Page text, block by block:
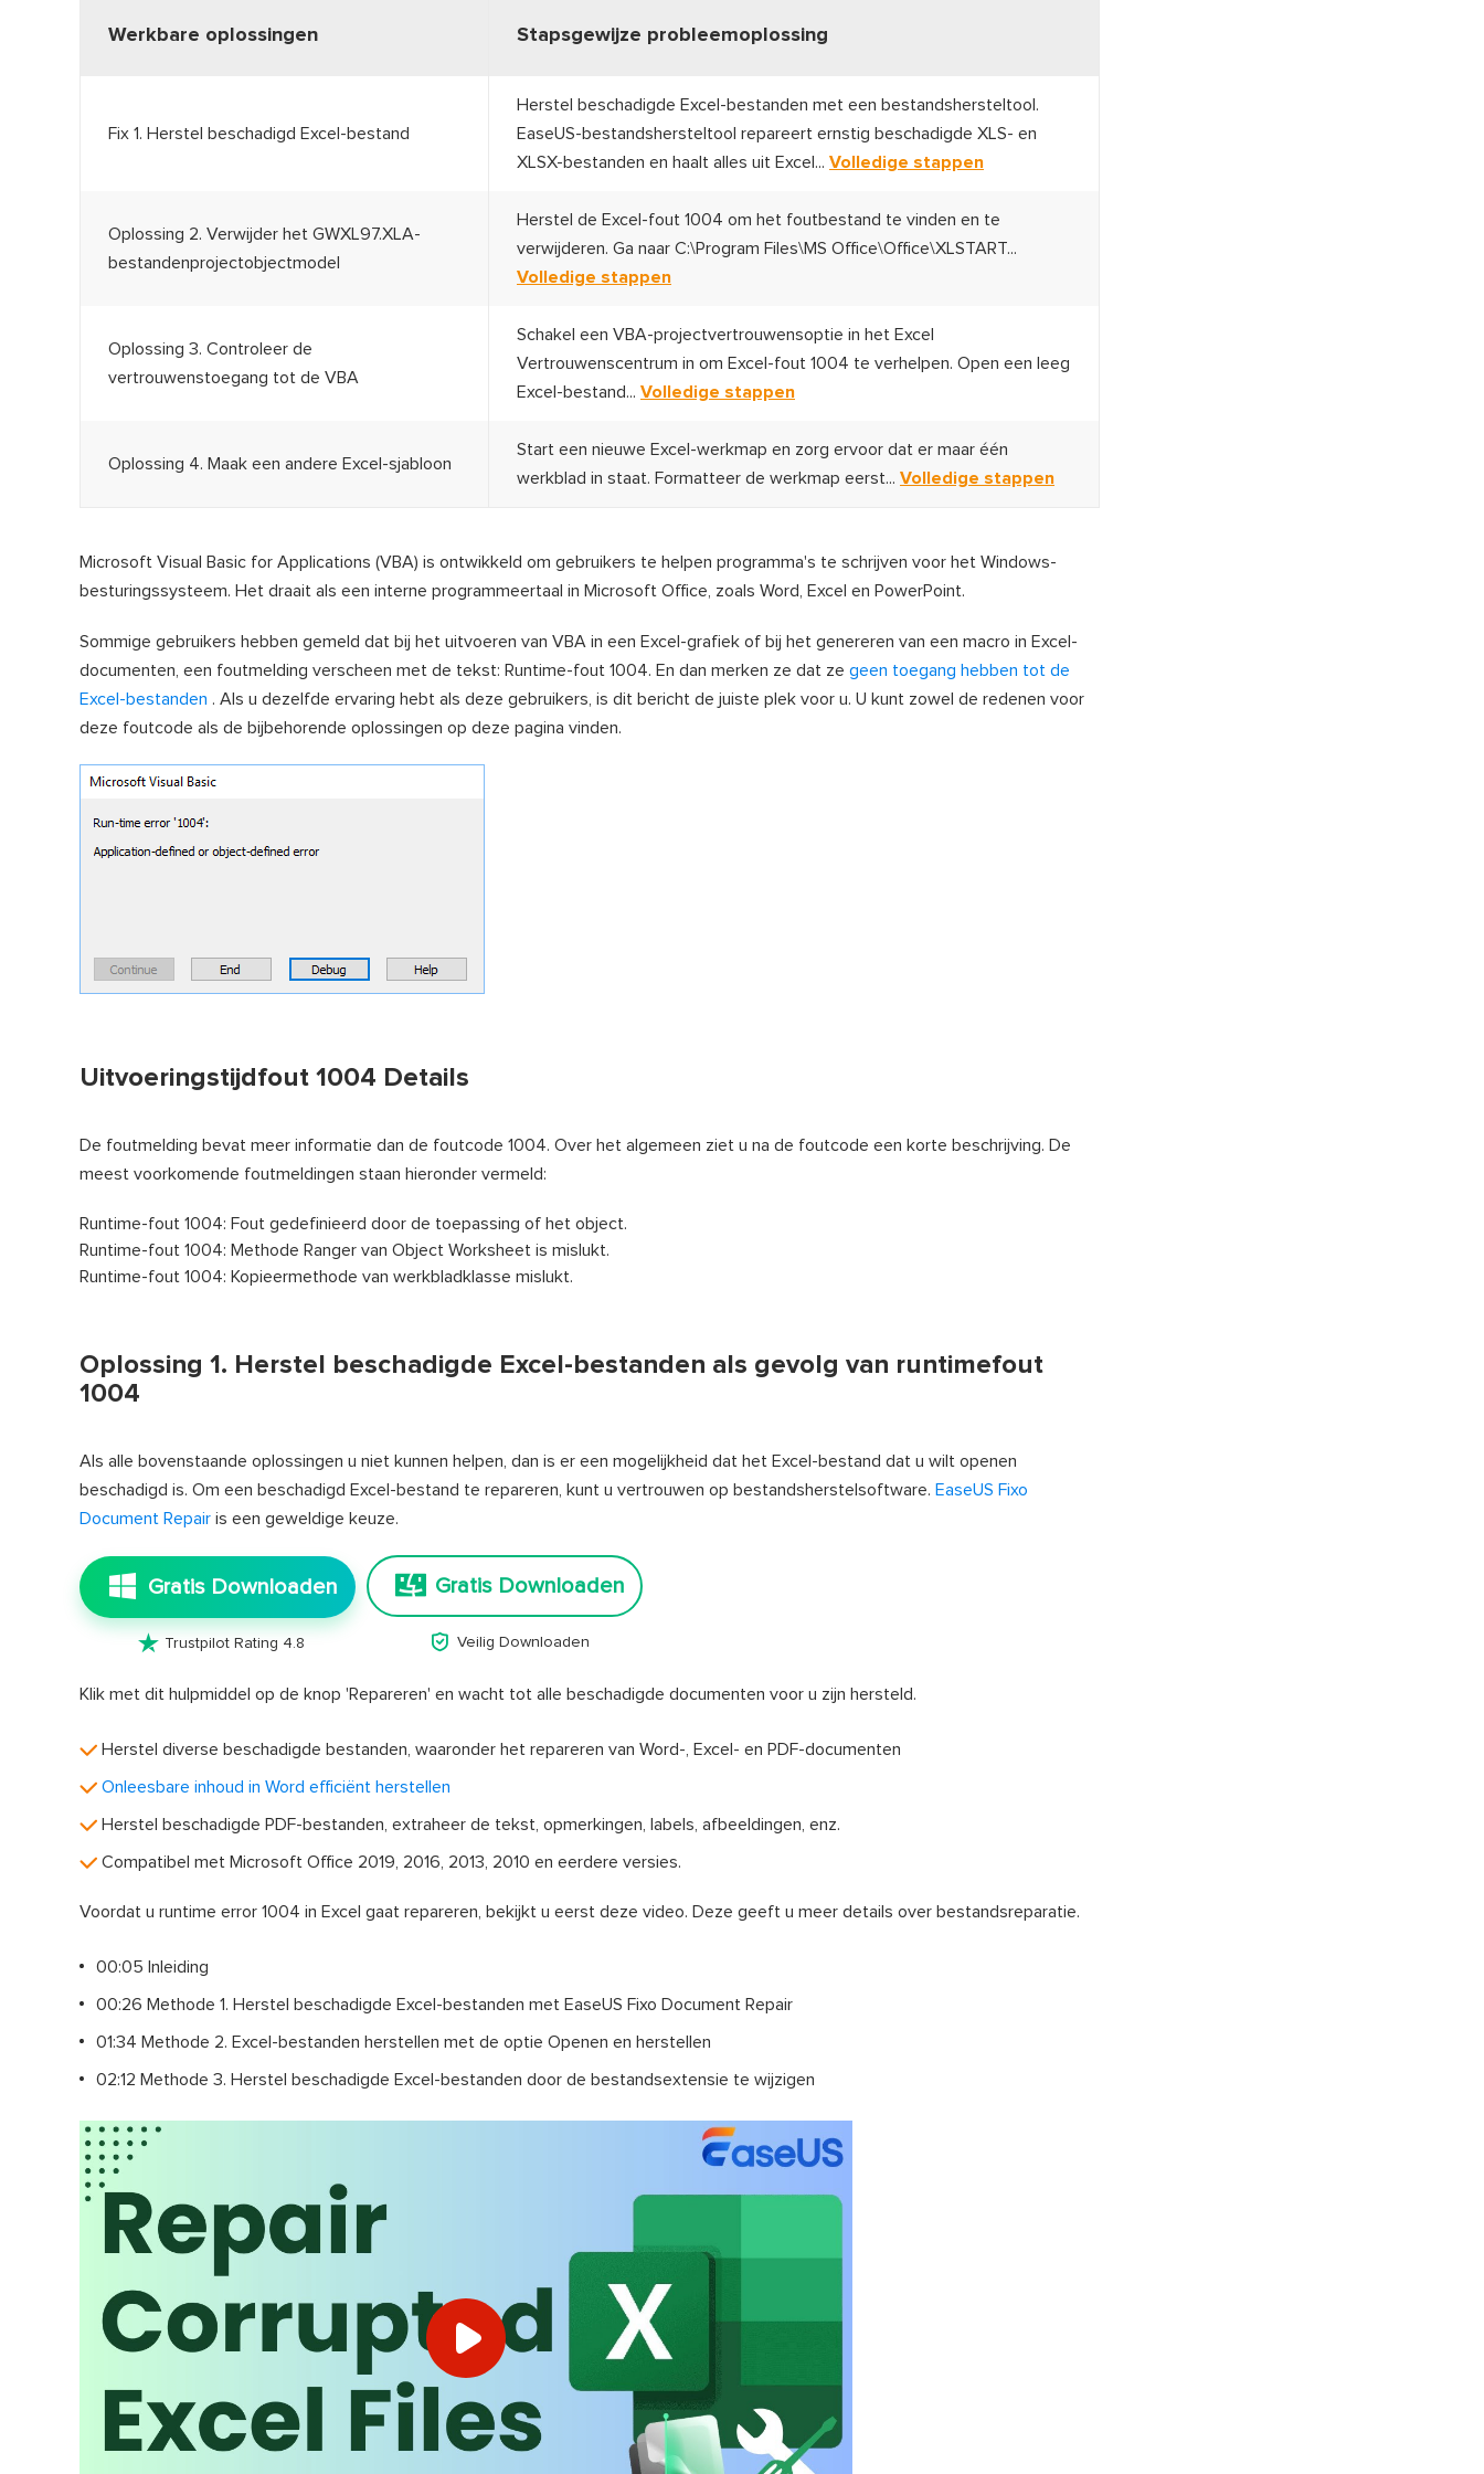
Werkbare oplossingen Stapsgewijze probleemoplossing
Fix 1. Herstel beschadigd Excel-bestand
Herstel beschadigde Excel-bestanden met een bestandshersteltool.
EaseUS-bestandshersteltool repareert ernstig beschadigde XLS- en
XLSX-bestanden en haalt alles uit Excel... Volledige stappen
Oplossing 2. Verwijder het GWXL97.XLA-
bestandenprojectobjectmodel
Herstel de Excel-fout 1004 om het foutbestand te vinden en te
verwijderen. Ga naar C:\Program Files\MS Office\Office\XLSTART...
Volledige stappen
Oplossing 3. Controleer de
vertrouwenstoegang tot de VBA
Schakel een VBA-projectvertrouwensoptie in het Excel
Vertrouwenscentrum in om Excel-fout 1004 te verhelpen. Open een leeg
Excel-bestand... Volledige stappen
Oplossing 4. Maak een andere Excel-sjabloon
Start een nieuwe Excel-werkmap en zorg ervoor dat er maar één
werkblad in staat. Formatteer de werkmap eerst... Volledige stappen
Microsoft Visual Basic for Applications (VBA) is ontwikkeld om gebruikers te helpen programma's te schrijven voor het Windows-
besturingssysteem. Het draait als een interne programmeertaal in Microsoft Office, zoals Word, Excel en PowerPoint.
Sommige gebruikers hebben gemeld dat bij het uitvoeren van VBA in een Excel-grafiek of bij het genereren van een macro in Excel-
documenten, een foutmelding verscheen met de tekst: Runtime-fout 1004. En dan merken ze dat ze geen toegang hebben tot de
Excel-bestanden . Als u dezelfde ervaring hebt als deze gebruikers, is dit bericht de juiste plek voor u. U kunt zowel de redenen voor
deze foutcode als de bijbehorende oplossingen op deze pagina vinden.
Uitvoeringstijdfout 1004 Details
De foutmelding bevat meer informatie dan de foutcode 1004. Over het algemeen ziet u na de foutcode een korte beschrijving. De
meest voorkomende foutmeldingen staan hieronder vermeld:
Runtime-fout 1004: Fout gedefinieerd door de toepassing of het object.
Runtime-fout 1004: Methode Ranger van Object Worksheet is mislukt.
Runtime-fout 1004: Kopieermethode van werkbladklasse mislukt.
Oplossing 1. Herstel beschadigde Excel-bestanden als gevolg van runtimefout
1004
Als alle bovenstaande oplossingen u niet kunnen helpen, dan is er een mogelijkheid dat het Excel-bestand dat u wilt openen
beschadigd is. Om een beschadigd Excel-bestand te repareren, kunt u vertrouwen op bestandsherstelsoftware. EaseUS Fixo
Document Repair is een geweldige keuze.
Gratis Downloaden
 Trustpilot Rating 4.8
Gratis Downloaden
 Veilig Downloaden
Klik met dit hulpmiddel op de knop 'Repareren' en wacht tot alle beschadigde documenten voor u zijn hersteld.
Herstel diverse beschadigde bestanden, waaronder het repareren van Word-, Excel- en PDF-documenten
Onleesbare inhoud in Word efficiënt herstellen
Herstel beschadigde PDF-bestanden, extraheer de tekst, opmerkingen, labels, afbeeldingen, enz.
Compatibel met Microsoft Office 2019, 2016, 2013, 2010 en eerdere versies.
Voordat u runtime error 1004 in Excel gaat repareren, bekijkt u eerst deze video. Deze geeft u meer details over bestandsreparatie.
00:05 Inleiding
00:26 Methode 1. Herstel beschadigde Excel-bestanden met EaseUS Fixo Document Repair
01:34 Methode 2. Excel-bestanden herstellen met de optie Openen en herstellen
02:12 Methode 3. Herstel beschadigde Excel-bestanden door de bestandsextensie te wijzigen